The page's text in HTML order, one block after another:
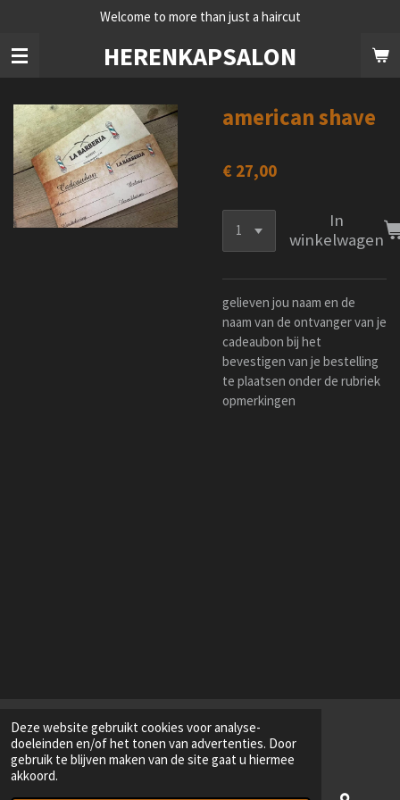
Deze website gebruikt cookies voor analyse-
doeleinden en/of het tonen van advertenties. Door
gebruik te blijven maken van de site gaat u hiermee
akkoord.
naar
de
HERENKAPSALON
Welcome to more than just a haircut
american shave
€ 27,00
In
winkelwagen
gelieven jou naam en de
naam van de ontvanger van je
cadeaubon bij het
bevestigen van je bestelling
te plaatsen onder de rubriek
opmerkingen